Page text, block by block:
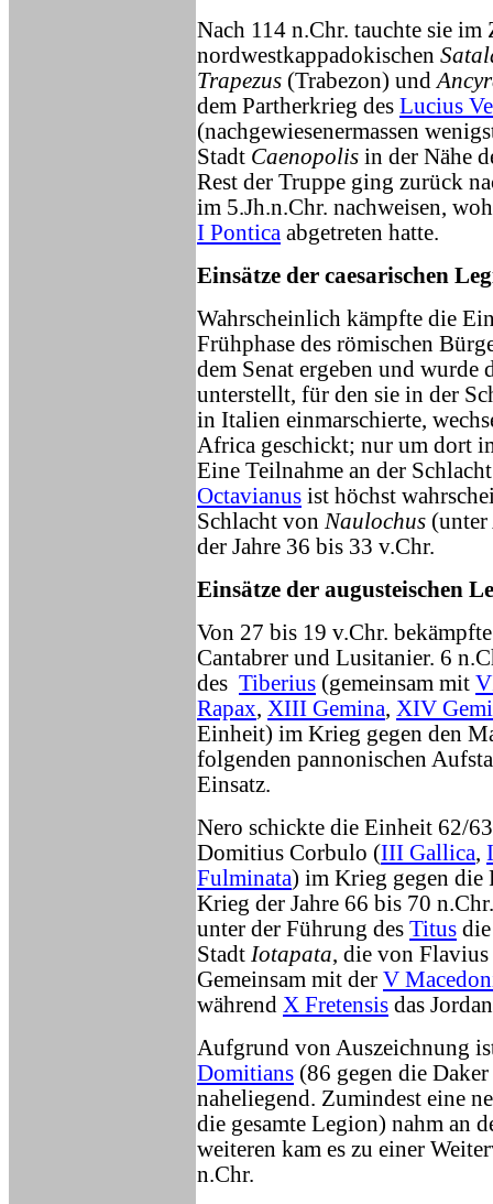
Nach 114 n.Chr. tauchte sie im
nordwestkappadokischen
Trapezus (Trabezon) und
dem Partherkrieg des Lucius
(nachgewiesenermassen
Stadt Caenopolis in der Nähe
Rest der Truppe ging zurück
im 5.Jh.n.Chr. nachweisen,
I Pontica abgetreten hatte.
Einsätze der caesarischen
Wahrscheinlich kämpfte die
Frühphase des römischen
dem Senat ergeben und wurde
unterstellt, für den sie in der
in Italien einmarschierte,
Africa geschickt; nur um dort
Eine Teilnahme an der
Octavianus ist höchst
Schlacht von Naulochus
der Jahre 36 bis 33 v.Chr.
Einsätze der augusteischen
Von 27 bis 19 v.Chr.
Cantabrer und Lusitanier. 6
des Tiberius (gemeinsam mit
Rapax, XIII Gemina, XIV
Einheit) im Krieg gegen den
folgenden pannonischen
Einsatz.
Nero schickte die Einheit 62/
Domitius Corbulo (III Gallica,
Fulminata) im Krieg gegen die
Krieg der Jahre 66 bis 70
unter der Führung des Titus
Stadt Iotapata, die von
Gemeinsam mit der V
während X Fretensis das
Aufgrund von Auszeichnung
Domitians (86 gegen die
naheliegend. Zumindest eine
die gesamte Legion) nahm an
weiteren kam es zu einer
n.Chr.